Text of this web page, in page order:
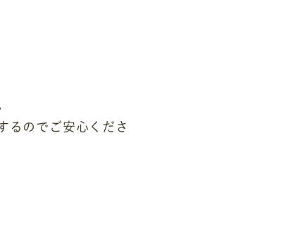
るのでご安心くださ